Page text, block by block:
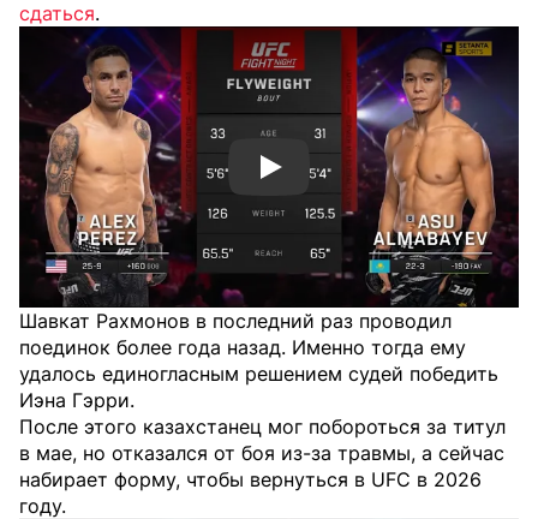
сдаться.
Смотреть видео YouTube
Шавкат Рахмонов в последний раз проводил
поединок более года назад. Именно тогда ему
удалось единогласным решением судей победить
Иэна Гэрри.
После этого казахстанец мог побороться за титул
в мае, но отказался от боя из-за травмы, а сейчас
набирает форму, чтобы вернуться в UFC в 2026
году.